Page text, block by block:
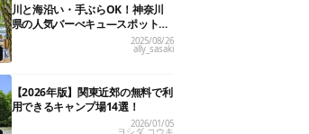
川と海沿い・手ぶらOK！神奈川
県の人気バーべキュ―スポット20
選
2025/08/26
ally_sasaki
【2026年版】関東近郊の無料で利
用できるキャンプ場14選！
2026/01/05